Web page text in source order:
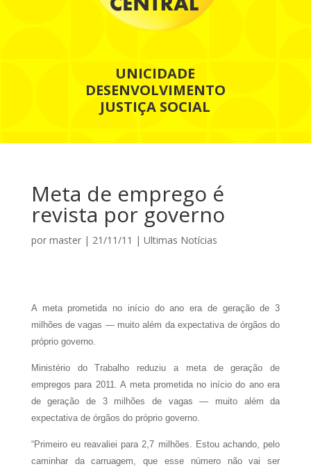
UNICIDADE
DESENVOLVIMENTO
JUSTIÇA SOCIAL
Meta de emprego é
revista por governo
por master| 21/11/11 | Ultimas Notícias
A meta prometida no início do ano era de geração de 3
milhões de vagas — muito além da expectativa de órgãos do
próprio governo.
Ministério do Trabalho reduziu a meta de geração de
empregos para 2011. A meta prometida no início do ano era
de geração de 3 milhões de vagas — muito além da
expectativa de órgãos do próprio governo.
“Primeiro eu reavaliei para 2,7 milhões. Estou achando, pelo
caminhar da carruagem, que esse número não vai ser